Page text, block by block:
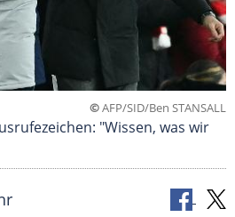
©AFP/SID/Ben STANSALL
"Wissen, was wir